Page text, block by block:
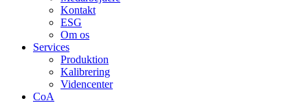
Kontakt
ESG
Om os
Services
Produktion
Kalibrering
Videncenter
CoA